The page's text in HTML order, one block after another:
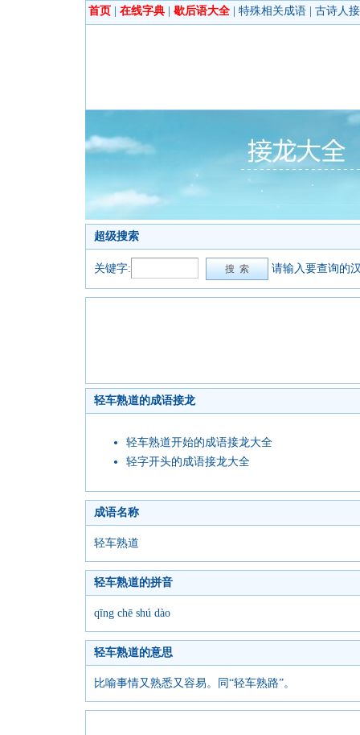
首页 在线字典 歇后语大全 特殊相关成语 古诗人
超级搜索
关键字: 请输入要查询的
轻车熟道的成语接龙
轻车熟道开始的成语接龙大全
轻字开头的成语接龙大全
成语名称
轻车熟道
轻车熟道的拼音
qīng chē shú dào
轻车熟道的意思
比喻事情又熟悉又容易。同“轻车熟路”。